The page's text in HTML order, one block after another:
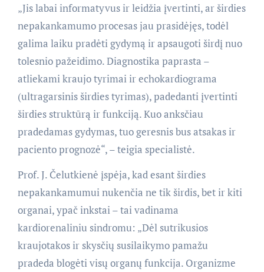
„Jis labai informatyvus ir leidžia įvertinti, ar širdies
nepakankamumo procesas jau prasidėjęs, todėl
galima laiku pradėti gydymą ir apsaugoti širdį nuo
tolesnio pažeidimo. Diagnostika paprasta –
atliekami kraujo tyrimai ir echokardiograma
(ultragarsinis širdies tyrimas), padedanti įvertinti
širdies struktūrą ir funkciją. Kuo anksčiau
pradedamas gydymas, tuo geresnis bus atsakas ir
paciento prognozė“, – teigia specialistė.
Prof. J. Čelutkienė įspėja, kad esant širdies
nepakankamumui nukenčia ne tik širdis, bet ir kiti
organai, ypač inkstai – tai vadinama
kardiorenaliniu sindromu: „Dėl sutrikusios
kraujotakos ir skysčių susilaikymo pamažu
pradeda blogėti visų organų funkcija. Organizme